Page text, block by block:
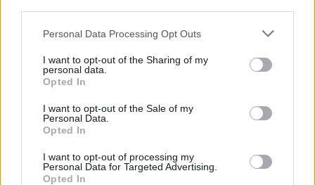
Personal Data Processing Opt Outs
I want to opt-out of the Sharing of my
personal data.
Opted In
I want to opt-out of the Sale of my
Personal Data.
Opted In
I want to opt-out of processing my
Personal Data for Targeted Advertising.
Opted In
αλληλεγγύης προς τον παλαιστινιακό λαό, με την
ελπίδα πως ο αγώνας για την ειρήνη θα συνεχιστεί